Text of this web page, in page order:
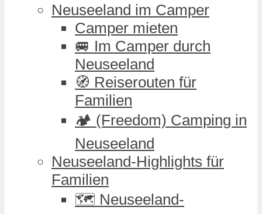
Neuseeland im Camper
Camper mieten
🚐 Im Camper durch
Neuseeland
🧭 Reiserouten für
Familien
🏕️ (Freedom) Camping in
Neuseeland
Neuseeland-Highlights für
Familien
🗺️ Neuseeland-